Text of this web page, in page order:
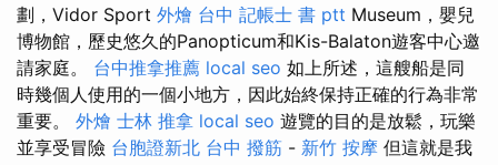
劃，Vidor Sport 外燴 台中 記帳士 書 ptt Museum，嬰兒
博物館，歷史悠久的Panopticum和Kis-Balaton遊客中心邀
請家庭。 台中推拿推薦 local seo 如上所述，這艘船是同
時幾個人使用的一個小地方，因此始終保持正確的行為非常
重要。 外燴 士林 推拿 local seo 遊覽的目的是放鬆，玩樂
並享受冒險 台胞證新北 台中 撥筋 - 新竹 按摩 但這就是我